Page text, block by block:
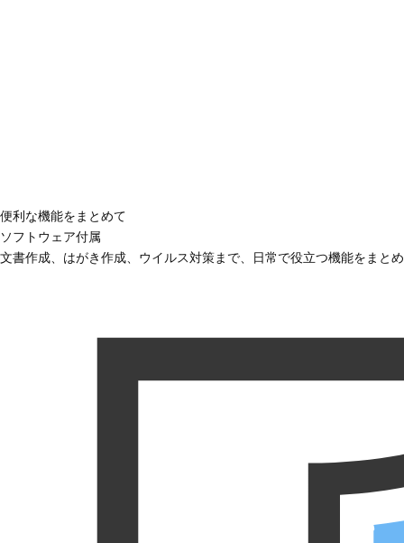
便利な機能をまとめて
ソフトウェア付属
文書作成、はがき作成、ウイルス対策まで、日常で役立つ機能をまと